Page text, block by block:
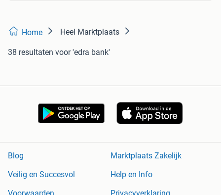
Home Heel Marktplaats
38 resultaten voor 'edra bank'
Blog
Marktplaats Zakelijk
Veilig en Succesvol
Help en Info